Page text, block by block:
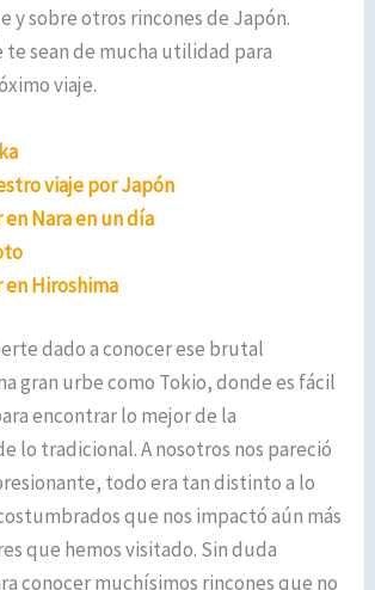
y sobre otros rincones de Japón.
te sean de mucha utilidad para
viaje.
viaje por Japón
en Nara en un día
en Hiroshima
dado a conocer ese brutal
gran urbe como Tokio, donde es fácil
encontrar lo mejor de la
lo tradicional. A nosotros nos pareció
todo era tan distinto a lo
que nos impactó aún más
que hemos visitado. Sin duda
conocer muchísimos rincones que no